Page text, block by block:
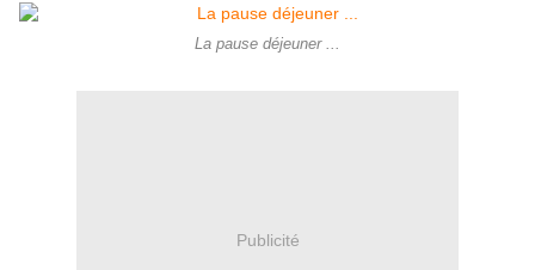
La pause déjeuner ...
Publicité